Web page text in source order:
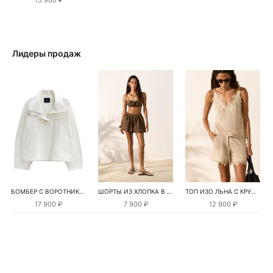
Лидеры продаж
БОМБЕР С ВОРОТНИКОМ-СТОЙКОЙ
17 900 ₽
ШОРТЫ ИЗ ХЛОПКА В КЛЕТКУ
7 900 ₽
ТОП ИЗО ЛЬНА С КРУЖЕВОМ
12 900 ₽